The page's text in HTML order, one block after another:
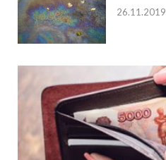
26.11.2019